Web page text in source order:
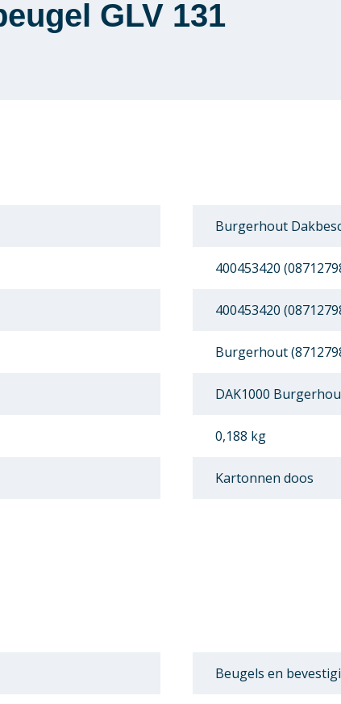
GLV 131
Burgerhout
400453420
400453420
Burgerhout
DAK1000
0,188 kg
Kartonnen doos
Beugels en